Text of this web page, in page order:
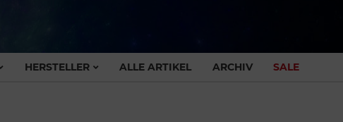
HERSTELLER ALLE ARTIKEL ARCHIV SALE